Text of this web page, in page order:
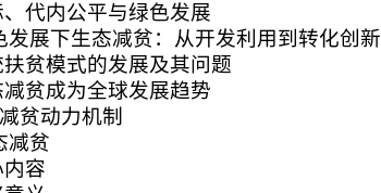
、代内公平与绿色发展
发展下生态减贫：从开发利用到转化创新
贫模式的发展及其问题
贫成为全球发展趋势
贫动力机制
减贫
容